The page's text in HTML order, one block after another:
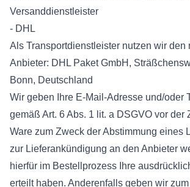
Versanddienstleister
- DHL
Als Transportdienstleister nutzen wir den
Anbieter: DHL Paket GmbH,
Bonn, Deutschland
Wir geben Ihre E-Mail-Adresse und/oder
gemäß Art. 6 Abs. 1 lit. a DSGVO vor der
Ware zum Zweck der Abstimmung eines
zur Lieferankündigung an den Anbieter
hierfür im Bestellprozess Ihre
erteilt haben. Anderenfalls geben wir